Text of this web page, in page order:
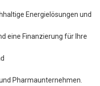
Energielösungen und
eine Finanzierung für Ihre
Pharmaunternehmen.